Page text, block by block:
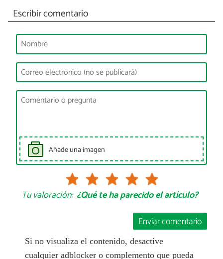
Escribir comentario
Añade una imagen
Tu valoración: ¿Qué te ha parecido el artículo?
Enviar comentario
Si no visualiza el contenido, desactive
cualquier adblocker o complemento que pueda